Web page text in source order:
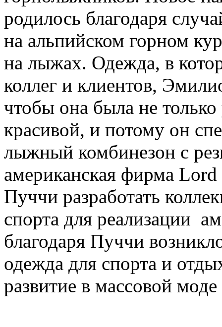
родилось благодаря
на альпийском горном
на лыжах. Одежда, в
коллег и клиентов,
чтобы она была не
красивой, и потому он
лыжный комбинезон с
американская фирма
Пуччи разработать
спорта для реализации
благодаря Пуччи
одежда для спорта и
развитие в массовой